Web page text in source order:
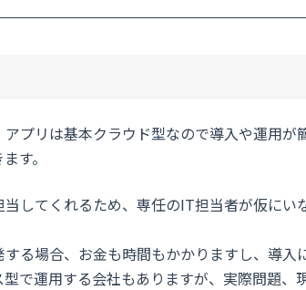
プリは基本クラウド型なので導入や運用
す。
してくれるため、専任のIT担当者が仮に
る場合、お金も時間もかかりますし、導
で運用する会社もありますが、実際問題